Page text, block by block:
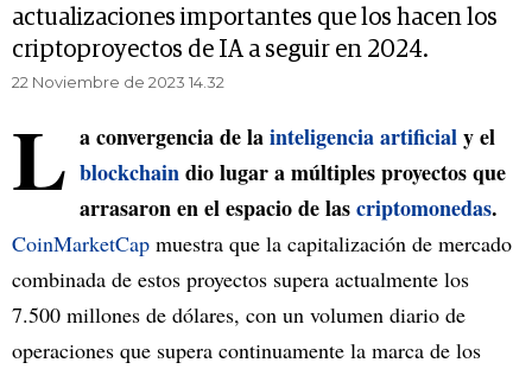
actualizaciones importantes que los hacen los
criptoproyectos de IA a seguir en 2024.
22 Noviembre de 2023 14.32
L a convergencia de lainteligencia artificialy el
blockchaindio lugar a múltiples proyectos que
arrasaron en el espacio de lascriptomonedas.
CoinMarketCap muestra que la capitalización de mercado
combinada de estos proyectos supera actualmente los
7.500 millones de dólares, con un volumen diario de
operaciones que supera continuamente la marca de los